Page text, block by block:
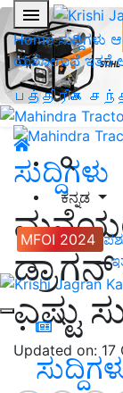
Home ಸುದ್ದಿಗಳು
ಯಶೋಗಾಥೆ ಇತರೆ
பத்திரிகை
ಕನ್ನಡ
MFOI 2024
ಸುದ್ದಿಗಳು
ಎಷ್ಟು
Updated on: 17